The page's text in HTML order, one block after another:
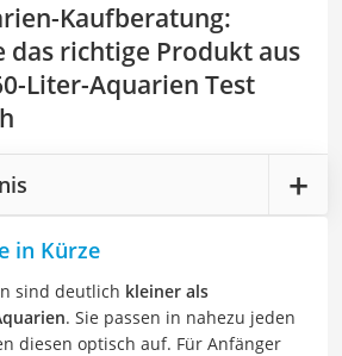
Kaufberatung:
das richtige Produkt aus
Liter-Aquarien Test
in Kürze
sind deutlich kleiner als
. Sie passen in nahezu jeden
diesen optisch auf. Für Anfänger